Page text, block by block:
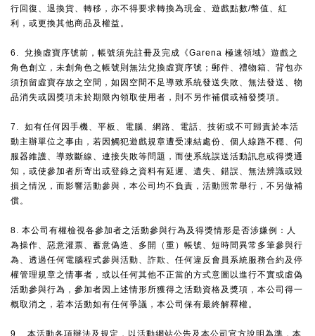
行回復、退換貨、轉移，亦不得要求轉換為現金、遊戲點數/幣值、紅
利，或更換其他商品及權益。
6. 兌換虛寶序號前，帳號須先註冊及完成《Garena 極速領域》遊戲之
角色創立，未創角色之帳號則無法兌換虛寶序號；郵件、禮物箱、背包亦
須預留虛寶存放之空間，如因空間不足導致系統發送失敗、無法發送、物
品消失或因獎項未於期限內領取使用者，則不另作補償或補發獎項。
7. 如有任何因手機、平板、電腦、網路、電話、技術或不可歸責於本活
動主辦單位之事由，若因觸犯遊戲規章遭受凍結處份、個人線路不穩、伺
服器維護、導致斷線、連接失敗等問題，而使系統誤送活動訊息或得獎通
知，或使參加者所寄出或登錄之資料有延遲、遺失、錯誤、無法辨識或毀
損之情況，而影響活動參與，本公司均不負責，活動照常舉行，不另做補
償。
8. 本公司有權檢視各參加者之活動參與行為及得獎情形是否涉嫌例：人
為操作、惡意灌票、蓄意偽造、多開（重）帳號、短時間異常多筆參與行
為、透過任何電腦程式參與活動、詐欺、任何違反會員系統服務合約及停
權管理規章之情事者，或以任何其他不正當的方式意圖以進行不實或虛偽
活動參與行為，參加者因上述情形所獲得之活動資格及獎項，本公司得一
概取消之，若本活動如有任何爭議，本公司保有最終解釋權。
9. 本活動各項辦法及規定，以活動網站公告及本公司官方說明為準，本